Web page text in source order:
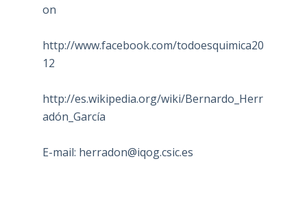
on
http://www.facebook.com/todoesquimica20
12
http://es.wikipedia.org/wiki/Bernardo_Herr
adón_García
E-mail: herradon@iqog.csic.es